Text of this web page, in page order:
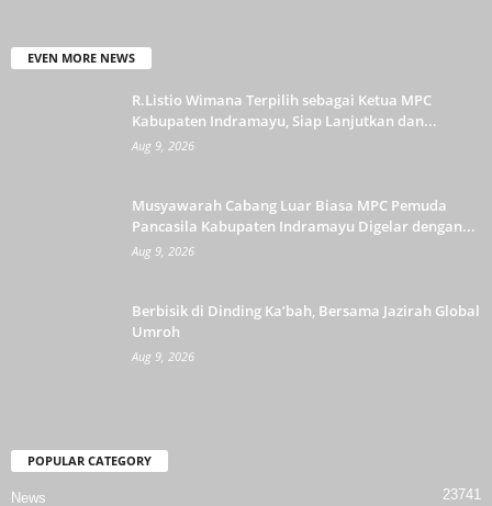
EVEN MORE NEWS
R.Listio Wimana Terpilih sebagai Ketua MPC
Kabupaten Indramayu, Siap Lanjutkan dan...
Aug 9, 2026
Musyawarah Cabang Luar Biasa MPC Pemuda
Pancasila Kabupaten Indramayu Digelar dengan...
Aug 9, 2026
Berbisik di Dinding Ka’bah, Bersama Jazirah Global
Umroh
Aug 9, 2026
POPULAR CATEGORY
News 23741